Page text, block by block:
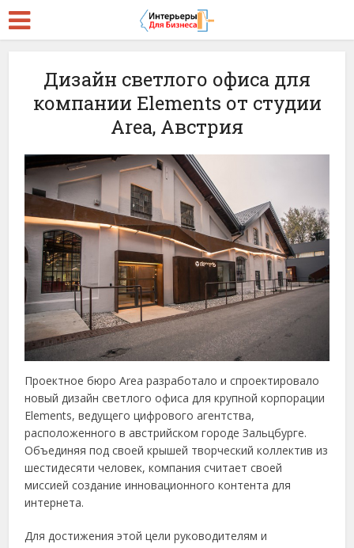
Дизайн светлого офиса для
компании Elements от студии
Area, Австрия
Проектное бюро Area разработало и спроектировало
новый дизайн светлого офиса для крупной корпорации
Elements, ведущего цифрового агентства,
расположенного в австрийском городе Зальцбурге.
Объединяя под своей крышей творческий коллектив из
шестидесяти человек, компания считает своей
миссией создание инновационного контента для
интернета.
Для достижения этой цели руководителям и